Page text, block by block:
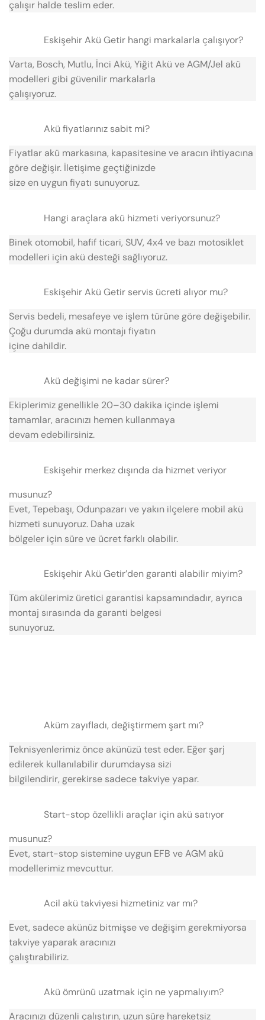
çalışır halde teslim eder.
Eskişehir Akü Getir hangi markalarla çalışıyor?
Varta, Bosch, Mutlu, İnci Akü, Yiğit Akü ve AGM/Jel akü
modelleri gibi güvenilir markalarla
çalışıyoruz.
Akü fiyatlarınız sabit mi?
Fiyatlar akü markasına, kapasitesine ve aracın ihtiyacına
göre değişir. İletişime geçtiğinizde
size en uygun fiyatı sunuyoruz.
Hangi araçlara akü hizmeti veriyorsunuz?
Binek otomobil, hafif ticari, SUV, 4x4 ve bazı motosiklet
modelleri için akü desteği sağlıyoruz.
Eskişehir Akü Getir servis ücreti alıyor mu?
Servis bedeli, mesafeye ve işlem türüne göre değişebilir.
Çoğu durumda akü montajı fiyatın
içine dahildir.
Akü değişimi ne kadar sürer?
Ekiplerimiz genellikle 20–30 dakika içinde işlemi
tamamlar, aracınızı hemen kullanmaya
devam edebilirsiniz.
Eskişehir merkez dışında da hizmet veriyor
musunuz?
Evet, Tepebaşı, Odunpazarı ve yakın ilçelere mobil akü
hizmeti sunuyoruz. Daha uzak
bölgeler için süre ve ücret farklı olabilir.
Eskişehir Akü Getir’den garanti alabilir miyim?
Tüm akülerimiz üretici garantisi kapsamındadır, ayrıca
montaj sırasında da garanti belgesi
sunuyoruz.
Aküm zayıfladı, değiştirmem şart mı?
Teknisyenlerimiz önce akünüzü test eder. Eğer şarj
edilerek kullanılabilir durumdaysa sizi
bilgilendirir, gerekirse sadece takviye yapar.
Start-stop özellikli araçlar için akü satıyor
musunuz?
Evet, start-stop sistemine uygun EFB ve AGM akü
modellerimiz mevcuttur.
Acil akü takviyesi hizmetiniz var mı?
Evet, sadece akünüz bitmişse ve değişim gerekmiyorsa
takviye yaparak aracınızı
çalıştırabiliriz.
Akü ömrünü uzatmak için ne yapmalıyım?
Aracınızı düzenli çalıştırın, uzun süre hareketsiz